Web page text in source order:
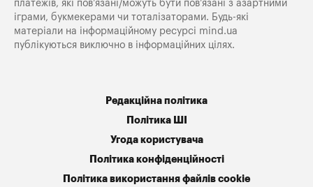
платежів, які пов’язані/можуть бути пов’язані з азартними
іграми, букмекерами чи тоталізаторами. Будь-які
матеріали на інформаційному ресурсі mind.ua
публікуються виключно в інформаційних цілях.
Редакційна політика
Політика ШІ
Угода користувача
Політика конфіденційності
Політика використання файлів cookie